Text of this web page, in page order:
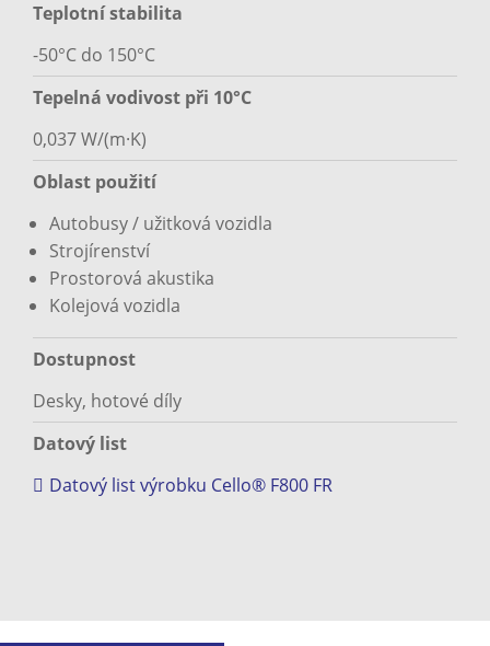
Teplotní stabilita
-50°C do 150°C
Tepelná vodivost při 10°C
0,037 W/(m·K)
Oblast použití
Autobusy / užitková vozidla
Strojírenství
Prostorová akustika
Kolejová vozidla
Dostupnost
Desky, hotové díly
Datový list
Datový list výrobku Cello® F800 FR